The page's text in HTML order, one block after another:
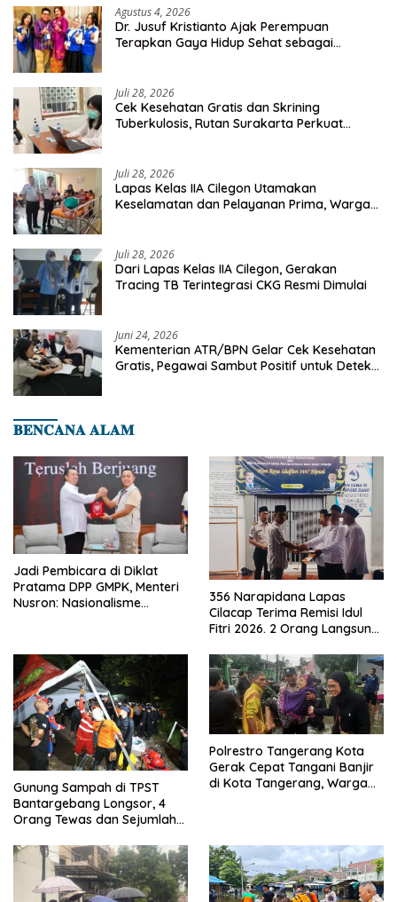
Agustus 4, 2026
Dr. Jusuf Kristianto Ajak Perempuan
Terapkan Gaya Hidup Sehat sebagai
Juli 28, 2026
Cek Kesehatan Gratis dan Skrining
Tuberkulosis, Rutan Surakarta Perkuat
Juli 28, 2026
Lapas Kelas IIA Cilegon Utamakan
Keselamatan dan Pelayanan Prima, Warga
Juli 28, 2026
Dari Lapas Kelas IIA Cilegon, Gerakan
Tracing TB Terintegrasi CKG Resmi Dimulai
Juni 24, 2026
Kementerian ATR/BPN Gelar Cek Kesehatan
Gratis, Pegawai Sambut Positif untuk Deteksi
𝐁𝐄𝐍𝐂𝐀𝐍𝐀 𝐀𝐋𝐀𝐌
Jadi Pembicara di Diklat
Pratama DPP GMPK, Menteri
Nusron: Nasionalisme
356 Narapidana Lapas
Cilacap Terima Remisi Idul
Fitri 2026. 2 Orang Langsung
Gunung Sampah di TPST
Bantargebang Longsor, 4
Orang Tewas dan Sejumlah
Polrestro Tangerang Kota
Gerak Cepat Tangani Banjir
di Kota Tangerang, Warga